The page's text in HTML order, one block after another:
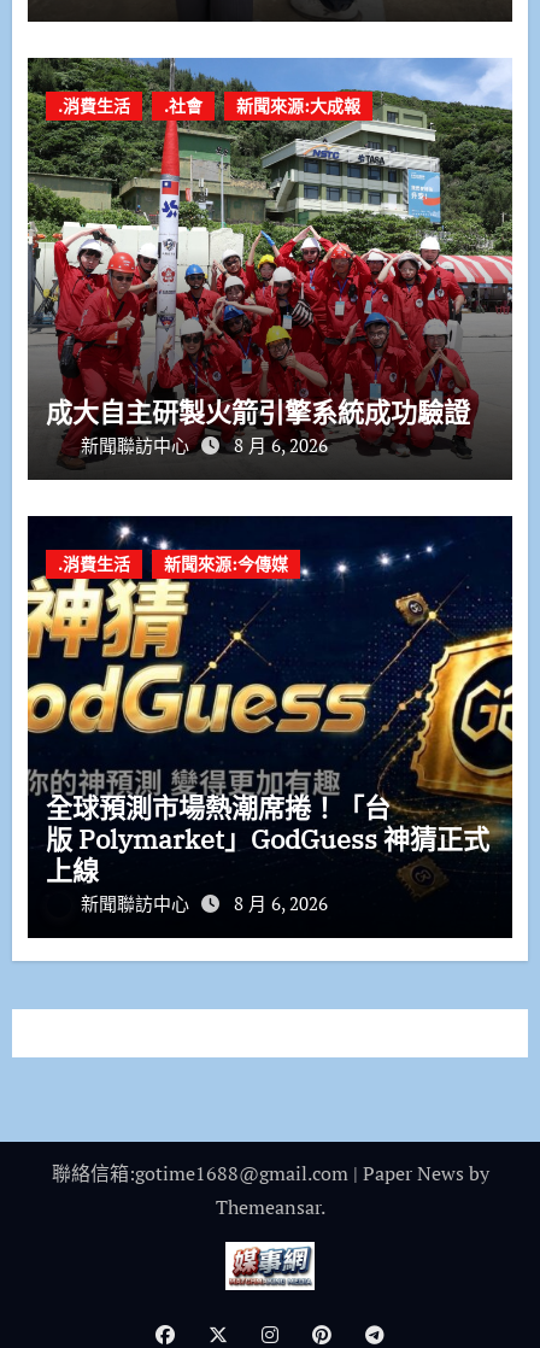
.消費生活 .社會 新聞來源:大成報
成大自主研製火箭引擎系統成功驗證
新聞聯訪中心 8 月 6, 2026
.消費生活 新聞來源:今傳媒
全球預測市場熱潮席捲！「台
版 Polymarket」GodGuess 神猜正式
上線
新聞聯訪中心 8 月 6, 2026
聯絡信箱:gotime1688@gmail.com | Paper News by
Themeansar.